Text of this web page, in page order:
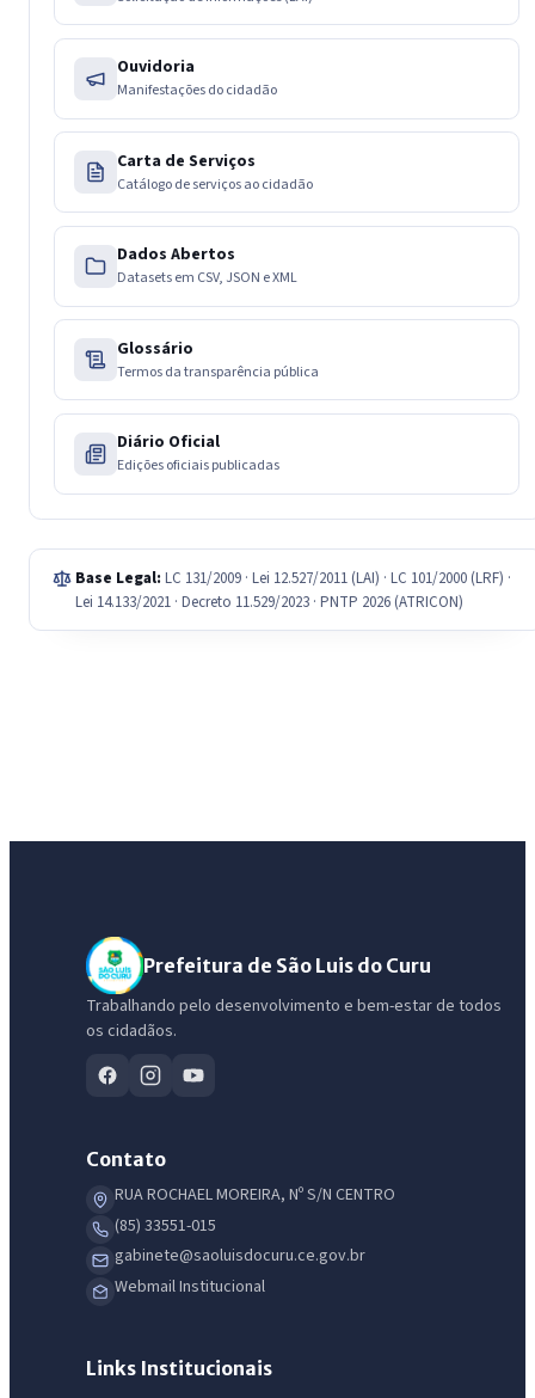
Ouvidoria
Manifestações do cidadão
Carta de Serviços
Catálogo de serviços ao cidadão
Dados Abertos
Datasets em CSV, JSON e XML
Glossário
Termos da transparência pública
Diário Oficial
Edições oficiais publicadas
Base Legal: LC 131/2009 · Lei 12.527/2011 (LAI) · LC 101/2000 (LRF) ·
Lei 14.133/2021 · Decreto 11.529/2023 · PNTP 2026 (ATRICON)
Prefeitura de São Luis do Curu
Trabalhando pelo desenvolvimento e bem-estar de todos
os cidadãos.
Contato
RUA ROCHAEL MOREIRA, Nº S/N CENTRO
(85) 33551-015
gabinete@saoluisdocuru.ce.gov.br
Webmail Institucional
Links Institucionais